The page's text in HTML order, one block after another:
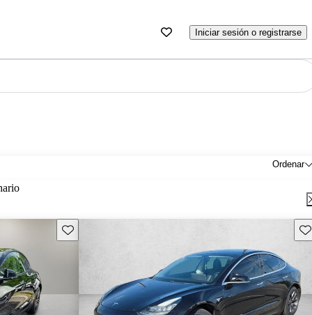
Iniciar sesión o registrarse
Ordenar
Guarda este Aviso